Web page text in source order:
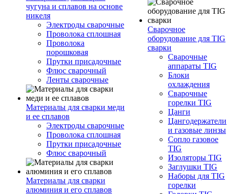
чугуна и сплавов на основе
никеля
Электроды сварочные
Проволока сплошная
Проволока
порошковая
Прутки присадочные
Флюс сварочный
Ленты сварочные
Материалы для сварки меди
и ее сплавов
Электроды сварочные
Проволока сплошная
Прутки присадочные
Флюс сварочный
Материалы для сварки
алюминия и его сплавов
Сварочное
оборудование для TIG
сварки
Сварочные
аппараты TIG
Блоки
охлаждения
Сварочные
горелки TIG
Цанги
Цангодержатели
и газовые линзы
Сопло газовое
TIG
Изоляторы TIG
Заглушки TIG
Наборы для TIG
горелки